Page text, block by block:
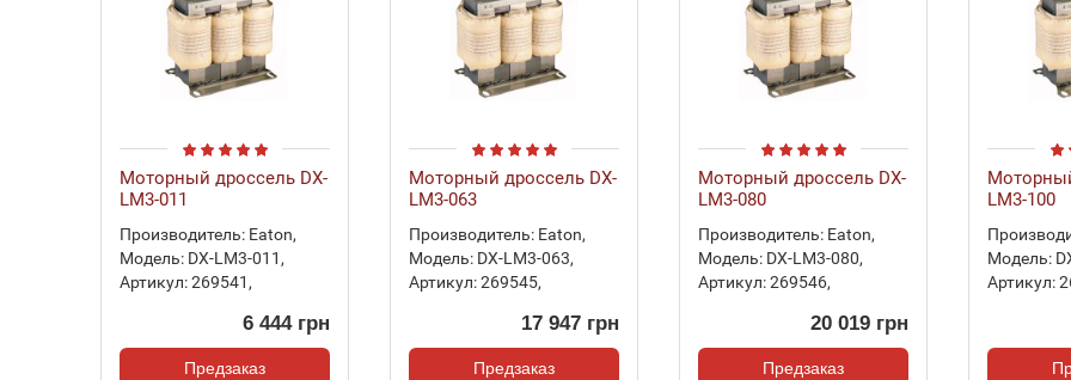
Моторный дроссель DX-
LM3-011
Производитель: Eaton,
Модель: DX-LM3-011 ,
Артикул:269541 ,
6 444 грн
Предзаказ
Моторный дроссель DX-
LM3-063
Производитель: Eaton,
Модель: DX-LM3-063,
Артикул:269545,
17 947 грн
Предзаказ
Моторный дроссель DX-
LM3-080
Производитель: Eaton,
Модель: DX-LM3-080,
Артикул:269546,
20 019 грн
Предзаказ
LM3-100
Модель:
Артикул: